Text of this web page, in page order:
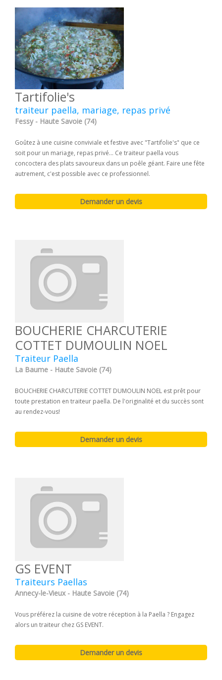
Tartifolie's
traiteur paella, mariage, repas privé
Fessy - Haute Savoie (74)
Goûtez à une cuisine conviviale et festive avec "Tartifolie's" que ce
soit pour un mariage, repas privé... Ce traiteur paella vous
concoctera des plats savoureux dans un poêle géant. Faire une fête
autrement, c'est possible avec ce professionnel.
BOUCHERIE CHARCUTERIE
COTTET DUMOULIN NOEL
Traiteur Paella
La Baume - Haute Savoie (74)
BOUCHERIE CHARCUTERIE COTTET DUMOULIN NOEL est prêt pour
toute prestation en traiteur paella. De l'originalité et du succès sont
au rendez-vous!
GS EVENT
Traiteurs Paellas
Annecy-le-Vieux - Haute Savoie (74)
Vous préférez la cuisine de votre réception à la Paella ? Engagez
alors un traiteur chez GS EVENT.